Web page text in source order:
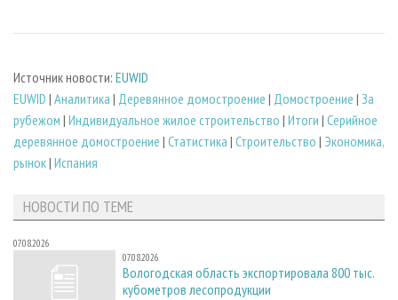
Источник новости: EUWID
EUWID | Аналитика | Деревянное домостроение | Домостроение | За
рубежом | Индивидуальное жилое строительство | Итоги | Серийное
деревянное домостроение | Статистика | Строительство | Экономика,
рынок| Испания
НОВОСТИ ПО ТЕМЕ
07.08.2026
07.08.2026
Вологодская область экспортировала 800 тыс.
кубометров лесопродукции